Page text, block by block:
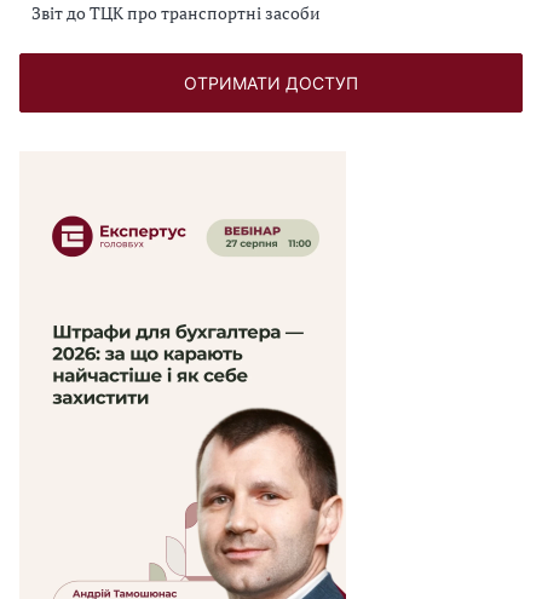
Звіт до ТЦК про транспортні засоби
ОТРИМАТИ ДОСТУП